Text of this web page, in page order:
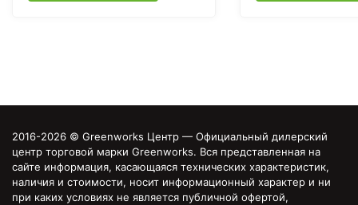
2016-2026 © Greenworks Центр — Официальный дилерский
центр торговой марки Greenworks. Вся представленная на
сайте информация, касающаяся технических характеристик,
наличия и стоимости, носит информационный характер и ни
при каких условиях не является публичной офертой,